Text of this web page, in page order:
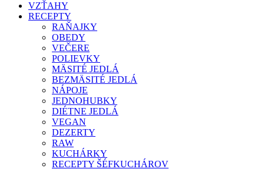
VZŤAHY
RECEPTY
RAŇAJKY
OBEDY
VEČERE
POLIEVKY
MÄSITÉ JEDLÁ
BEZMÄSITÉ JEDLÁ
NÁPOJE
JEDNOHUBKY
DIÉTNE JEDLÁ
VEGAN
DEZERTY
RAW
KUCHÁRKY
RECEPTY ŠÉFKUCHÁROV